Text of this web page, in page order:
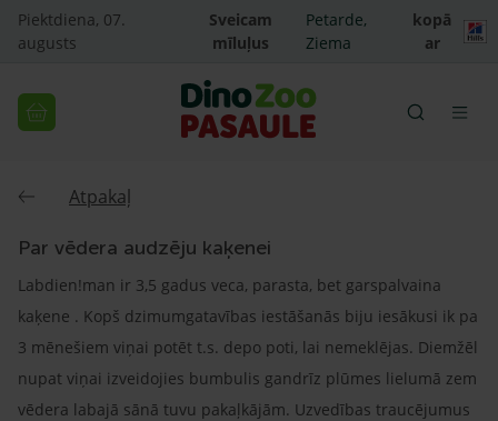
Piektdiena, 07.
augusts
Sveicam
mīluļus
Petarde,
Ziema
kopā
ar
Atpakaļ
Par vēdera audzēju kaķenei
Labdien!man ir 3,5 gadus veca, parasta, bet garspalvaina
kaķene . Kopš dzimumgatavības iestāšanās biju iesākusi ik pa
3 mēnešiem viņai potēt t.s. depo poti, lai nemeklējas. Diemžēl
nupat viņai izveidojies bumbulis gandrīz plūmes lielumā zem
vēdera labajā sānā tuvu pakaļkājām. Uzvedības traucējumus